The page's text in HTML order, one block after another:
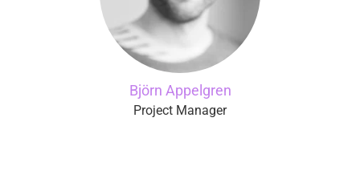
Björn Appelgren
Project Manager